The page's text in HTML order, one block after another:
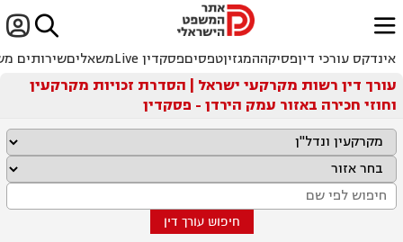

ﱐ
אינדקס עורכי דיןפסיקההמגזיןטפסיםפסקדין Live משאליםשירותים
עורך דין רשות מקרקעי ישראל | הסדרת זכויות מקרקעין
וחוזי חכירה באזור עמק הירדן - פסקדין
חיפוש עורך דין